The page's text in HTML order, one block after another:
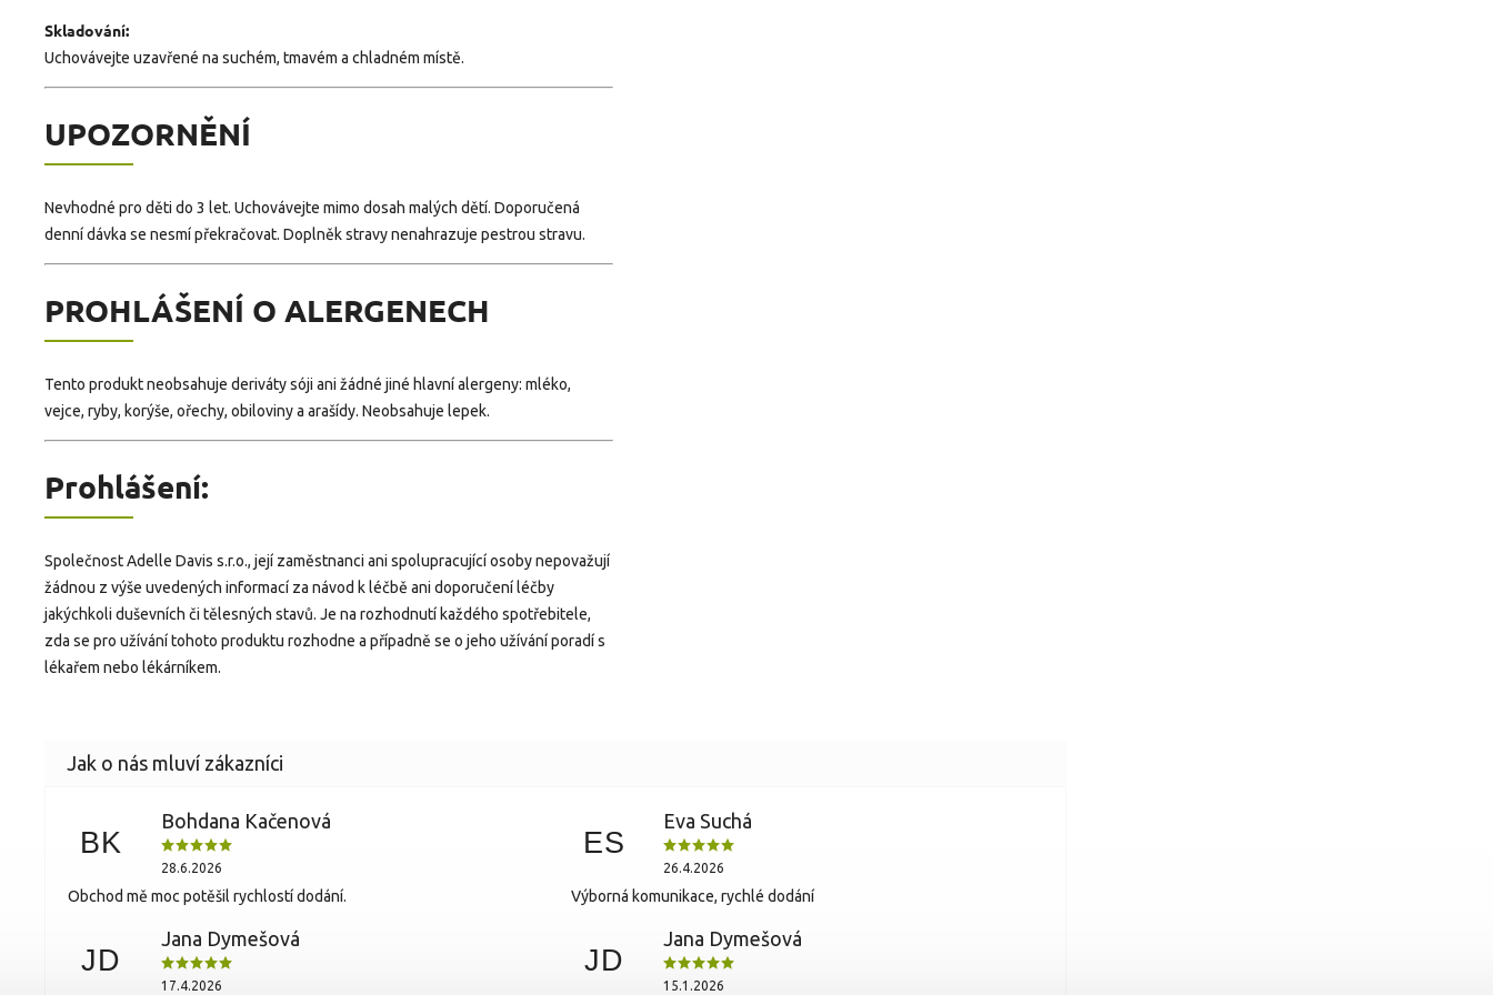
Skladování:
Uchovávejte uzavřené na suchém, tmavém a chladném místě.
UPOZORNĚNÍ
Nevhodné pro děti do 3 let. Uchovávejte mimo dosah malých dětí. Doporučená
denní dávka se nesmí překračovat. Doplněk stravy nenahrazuje pestrou stravu.
PROHLÁŠENÍ O ALERGENECH
Tento produkt neobsahuje deriváty sóji ani žádné jiné hlavní alergeny: mléko,
vejce, ryby, korýše, ořechy, obiloviny a arašídy. Neobsahuje lepek.
Prohlášení:
Společnost Adelle Davis s.r.o., její zaměstnanci ani spolupracující osoby nepovažují
žádnou z výše uvedených informací za návod k léčbě ani doporučení léčby
jakýchkoli duševních či tělesných stavů. Je na rozhodnutí každého spotřebitele,
zda se pro užívání tohoto produktu rozhodne a případně se o jeho užívání poradí s
lékařem nebo lékárníkem.
BK
Bohdana Kačenová
28.6.2026
Obchod mě moc potěšil rychlostí dodání.
ES
Eva Suchá
26.4.2026
Výborná komunikace, rychlé dodání
JD
Jana Dymešová
17.4.2026
JD
Jana Dymešová
15.1.2026